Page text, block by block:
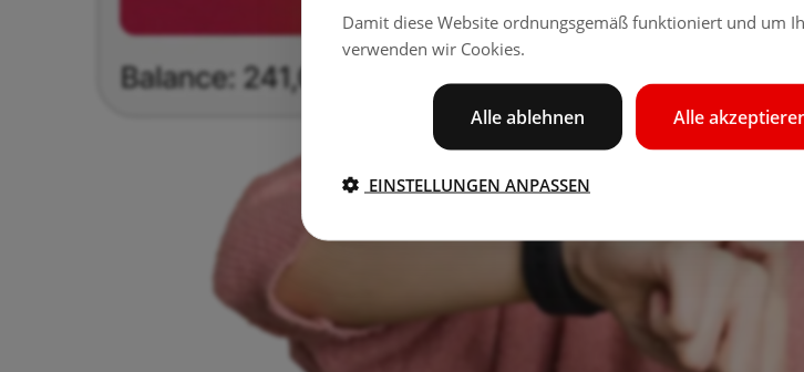
Damit diese Website ordnungsgemäß funktioniert und um
verwenden wir Cookies.
Alle
Alle ablehnen
EINSTELLUNGEN ANPASSEN